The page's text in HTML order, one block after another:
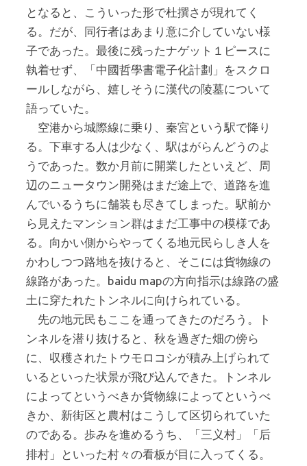
となると、こういった形で杜撰さが現れてく
る。だが、同行者はあまり意に介していない様
子であった。最後に残ったナゲット１ピースに
執着せず、「中國哲學書電子化計劃」をスクロ
ールしながら、嬉しそうに漢代の陵墓について
語っていた。
空港から城際線に乗り、秦宮という駅で降り
る。下車する人は少なく、駅はがらんどうのよ
うであった。数か月前に開業したといえど、周
辺のニュータウン開発はまだ途上で、道路を進
んでいるうちに舗装も尽きてしまった。駅前か
ら見えたマンション群はまだ工事中の模様であ
る。向かい側からやってくる地元民らしき人を
かわしつつ路地を抜けると、そこには貨物線の
線路があった。baidu mapの方向指示は線路の盛
土に穿たれたトンネルに向けられている。
先の地元民もここを通ってきたのだろう。ト
ンネルを潜り抜けると、秋を過ぎた畑の傍ら
に、収穫されたトウモロコシが積み上げられて
いるといった状景が飛び込んできた。トンネル
によってというべきか貨物線によってというべ
きか、新街区と農村はこうして区切られていた
のである。歩みを進めるうち、「三义村 」「后
排村 」といった村々の看板が目に入ってくる。